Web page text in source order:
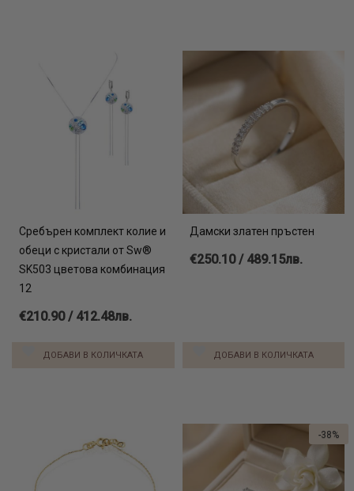
Сребърен комплект колие и
обеци с кристали от Sw®
SK503 цветова комбинация
12
€210.90 / 412.48лв.
ДОБАВИ В КОЛИЧКАТА
Дамски златен пръстен
€250.10 / 489.15лв.
ДОБАВИ В КОЛИЧКАТА
-38%